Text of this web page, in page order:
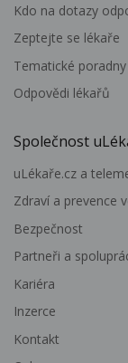
Kdo na dotazy
Zeptejte se lékaře
Tematické poradny
Odpovědi lékařů
Společnost
uLékaře.cz a
Zdraví a prevence
Bezpečnost
Partneři a
Kariéra
Inzerce
Kontakt